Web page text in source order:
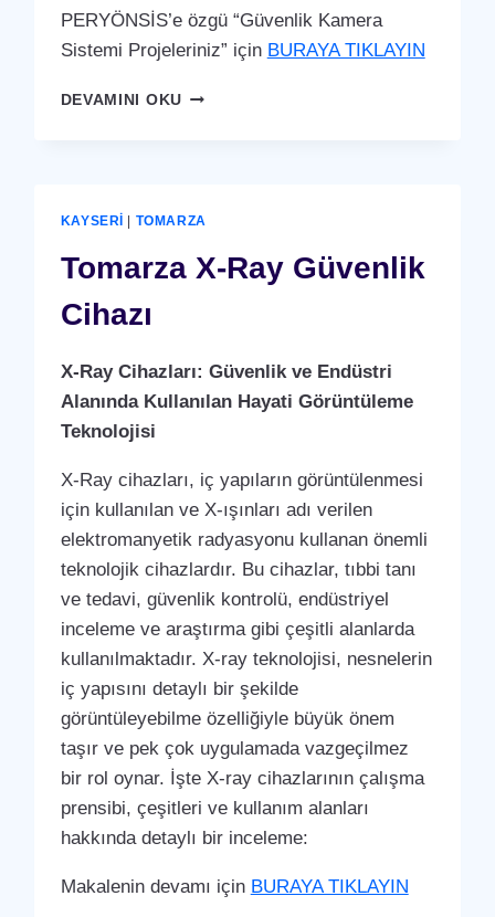
PERYÖNSİS’e özgü “Güvenlik Kamera
Sistemi Projeleriniz” için BURAYA TIKLAYIN
DEVAMINI OKUTOMARZA
KAYSERI TOMARZA
Tomarza X-Ray Güvenlik
Cihazı
X-Ray Cihazları: Güvenlik ve Endüstri
Alanında Kullanılan Hayati Görüntüleme
Teknolojisi
X-Ray cihazları, iç yapıların görüntülenmesi
için kullanılan ve X-ışınları adı verilen
elektromanyetik radyasyonu kullanan önemli
teknolojik cihazlardır. Bu cihazlar, tıbbi tanı
ve tedavi, güvenlik kontrolü, endüstriyel
inceleme ve araştırma gibi çeşitli alanlarda
kullanılmaktadır. X-ray teknolojisi, nesnelerin
iç yapısını detaylı bir şekilde
görüntüleyebilme özelliğiyle büyük önem
taşır ve pek çok uygulamada vazgeçilmez
bir rol oynar. İşte X-ray cihazlarının çalışma
prensibi, çeşitleri ve kullanım alanları
hakkında detaylı bir inceleme:
Makalenin devamı için BURAYA TIKLAYIN